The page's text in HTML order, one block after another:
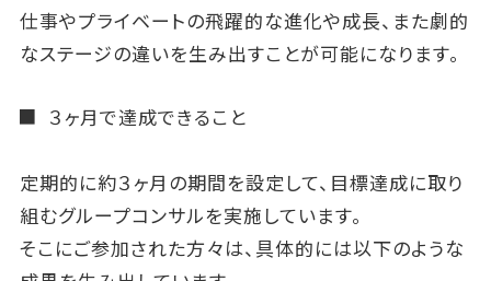
仕事やプライベートの飛躍的な進化や成長、また劇的
なステージの違いを生み出すことが可能になります。
３ヶ月で達成できること
定期的に約３ヶ月の期間を設定して、目標達成に取り
組むグループコンサルを実施しています。
そこにご参加された方々は、具体的には以下のような